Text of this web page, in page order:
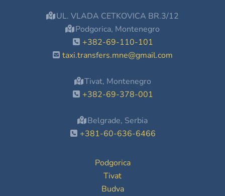
UL. VLADA CETKOVICA BR.3/12
Podgorica, Montenegro
+382-69-110-101
taxi.transfers.mne@gmail.com
Tivat, Montenegro
+382-69-378-001
Belgrade, Serbia
+381-60-636-6466
Podgorica
Tivat
Budva